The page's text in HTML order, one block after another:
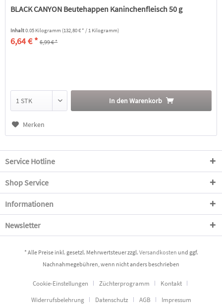
BLACK CANYON Beutehappen Kaninchenfleisch 50 g
Inhalt0.05 Kilogramm (132,80 € * / 1 Kilogramm)
6,64 € * 6,99 € *
In den Warenkorb
Merken
Service Hotline
Shop Service
Informationen
Newsletter
* Alle Preise inkl. gesetzl. Mehrwertsteuer zzgl. Versandkosten und ggf.
Nachnahmegebühren, wenn nicht anders beschrieben
Cookie-Einstellungen Züchterprogramm
Kontakt
Widerrufsbelehrung
Datenschutz AGB Impressum